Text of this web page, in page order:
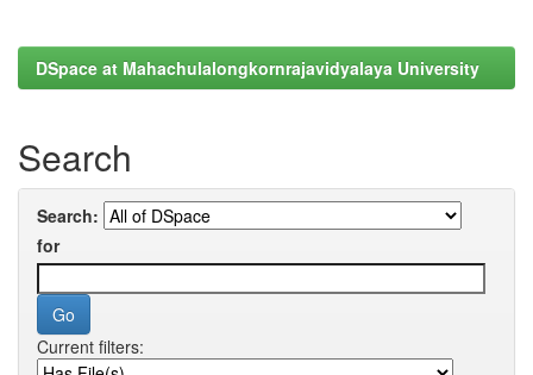
DSpace at Mahachulalongkornrajavidyalaya University
Search
Search:
for
Current filters: